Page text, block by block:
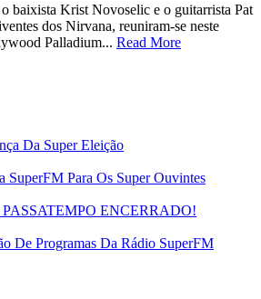
baixista Krist Novoselic e o guitarrista Pat
dos Nirvana, reuniram-se neste
Palladium... Read More
Da Super Eleição
SuperFM Para Os Super Ouvintes
PASSATEMPO ENCERRADO!
De Programas Da Rádio SuperFM